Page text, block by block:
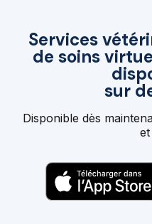
Services
de soins
sur
Disponible dès
et